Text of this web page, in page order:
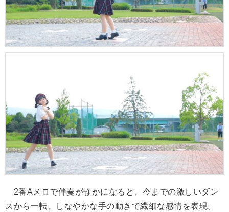
2番Aメロで伴奏が静かになると、今までの激しいダン
スから一転、しなやかな手の動きで繊細な感情を表現。